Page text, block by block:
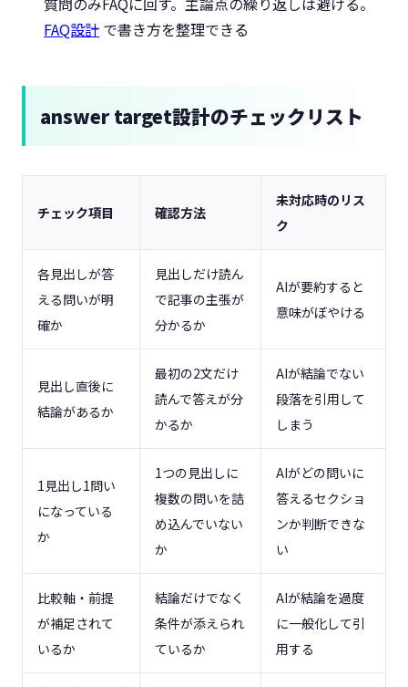
FAQ設計 で書き方を整理できる
answer target設計のチェックリスト
チェック項目 確認方法
未対応時のリス
ク
各見出しが答
える問いが明
確か
見出しだけ読ん
で記事の主張が
分かるか
AIが要約すると
意味がぼやける
見出し直後に
結論があるか
最初の2文だけ
読んで答えが分
かるか
AIが結論でない
段落を引用して
しまう
1見出し1問い
になっている
か
1つの見出しに
複数の問いを詰
め込んでいない
か
AIがどの問いに
答えるセクショ
ンか判断できな
い
比較軸・前提
が補足されて
いるか
結論だけでなく
条件が添えられ
ているか
AIが結論を過度
に一般化して引
用する